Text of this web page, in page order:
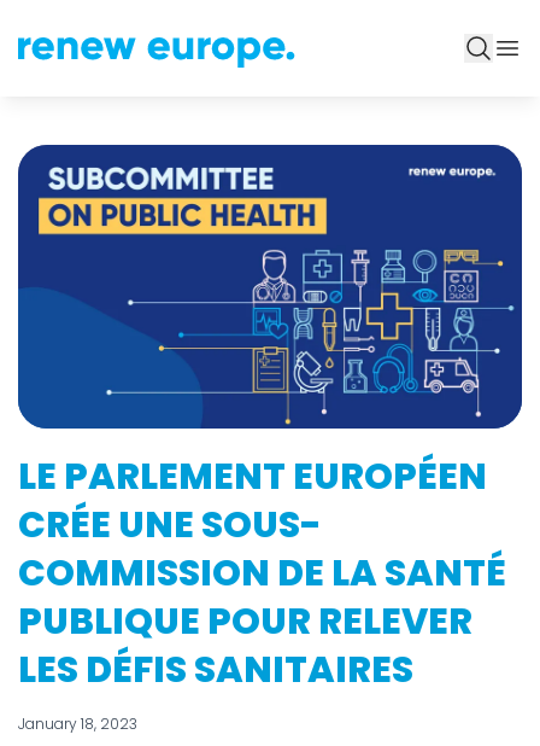
LE PARLEMENT EUROPÉEN
CRÉE UNE SOUS-
COMMISSION DE LA SANTÉ
PUBLIQUE POUR RELEVER
LES DÉFIS SANITAIRES
January 18, 2023